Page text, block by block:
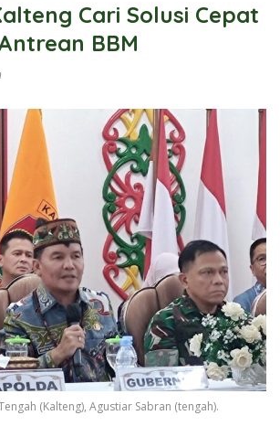
Cari Solusi Cepat
BBM
(Kalteng), Agustiar Sabran (tengah).